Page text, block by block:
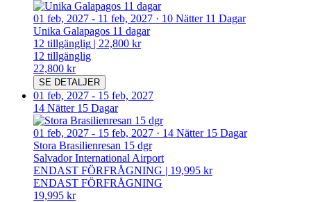
01 feb, 2027 - 11 feb, 2027 · 10 Nätter 11 Dagar
Unika Galapagos 11 dagar
12 tillgänglig | 22,800 kr
12 tillgänglig
22,800 kr
SE DETALJER
01 feb, 2027 - 15 feb, 2027
14 Nätter 15 Dagar
01 feb, 2027 - 15 feb, 2027 · 14 Nätter 15 Dagar
Stora Brasilienresan 15 dgr
Salvador International Airport
ENDAST FÖRFRÅGNING | 19,995 kr
ENDAST FÖRFRÅGNING
19,995 kr